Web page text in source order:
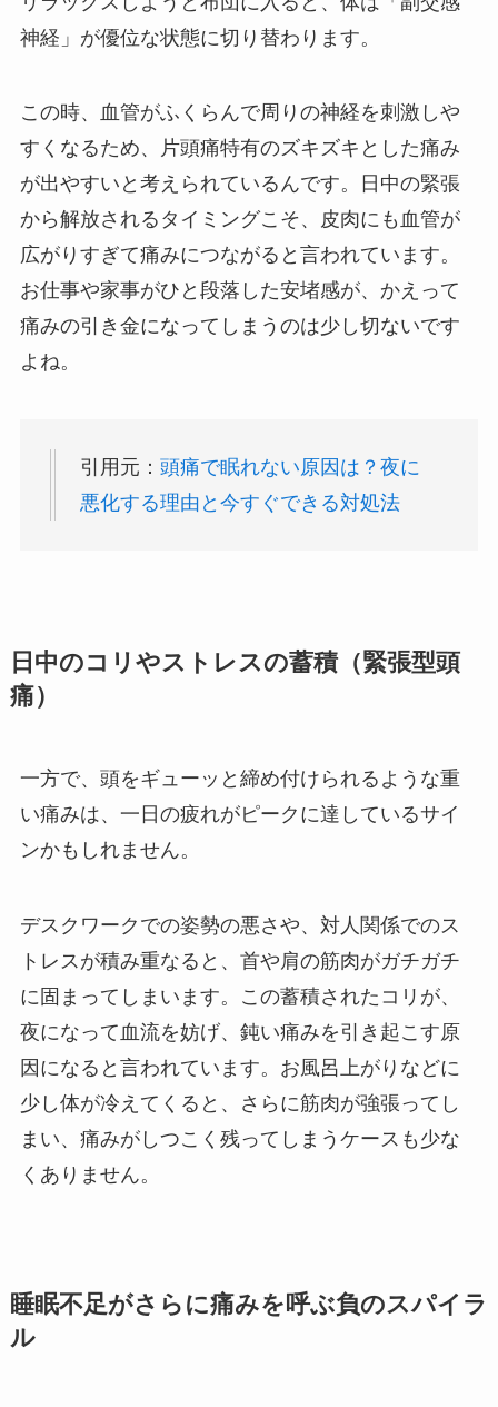
神経」が優位な状態に切り替わります。
この時、血管がふくらんで周りの神経を刺激しや
すくなるため、片頭痛特有のズキズキとした痛み
が出やすいと考えられているんです。日中の緊張
から解放されるタイミングこそ、皮肉にも血管が
広がりすぎて痛みにつながると言われています。
お仕事や家事がひと段落した安堵感が、かえって
痛みの引き金になってしまうのは少し切ないです
よね。
引用元： 頭痛で眠れない原因は？夜に
悪化する理由と今すぐできる対処法
日中のコリやストレスの蓄積（緊張型頭
痛）
一方で、頭をギューッと締め付けられるような重
い痛みは、一日の疲れがピークに達しているサイ
ンかもしれません。
デスクワークでの姿勢の悪さや、対人関係でのス
トレスが積み重なると、首や肩の筋肉がガチガチ
に固まってしまいます。この蓄積されたコリが、
夜になって血流を妨げ、鈍い痛みを引き起こす原
因になると言われています。お風呂上がりなどに
少し体が冷えてくると、さらに筋肉が強張ってし
まい、痛みがしつこく残ってしまうケースも少な
くありません。
睡眠不足がさらに痛みを呼ぶ負のスパイラ
ル